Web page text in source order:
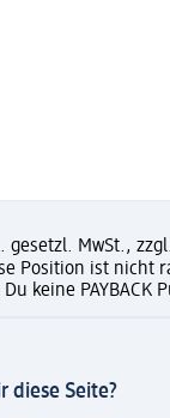
gesetzl. MwSt.,
Position ist nicht
keine PAYBACK
diese Seite?